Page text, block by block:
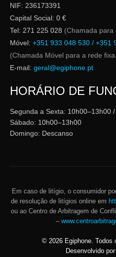
NIF: 236173391
Capital Social: 0 €
Tel: 271 225 028 (Chamada para
Móvel: +351 933 048 530 / +351
(Chamada Móvel para a rede
E-mail: geral@egiphone.pt
HORÁRIO DE
Segunda a Sexta: 10h00–13h00
Sábado: 10h00–13h00
Domingo: Descanso
Em caso de litígio, o consumidor
de resolução de litígios online em
ou ao Centro de Arbitragem de
–
© 2026Egiphone. Todos
Desenvolvido por